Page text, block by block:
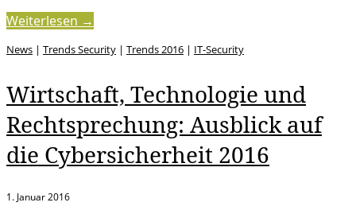
Weiterlesen →
News | Trends Security | Trends 2016 | IT-Security
Wirtschaft, Technologie und
Rechtsprechung: Ausblick auf
die Cybersicherheit 2016
1. Januar 2016